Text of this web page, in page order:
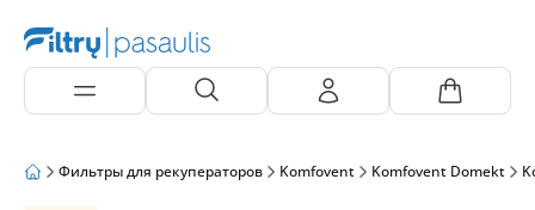
Фильтры для рекуператоров Komfovent Komfovent Domekt